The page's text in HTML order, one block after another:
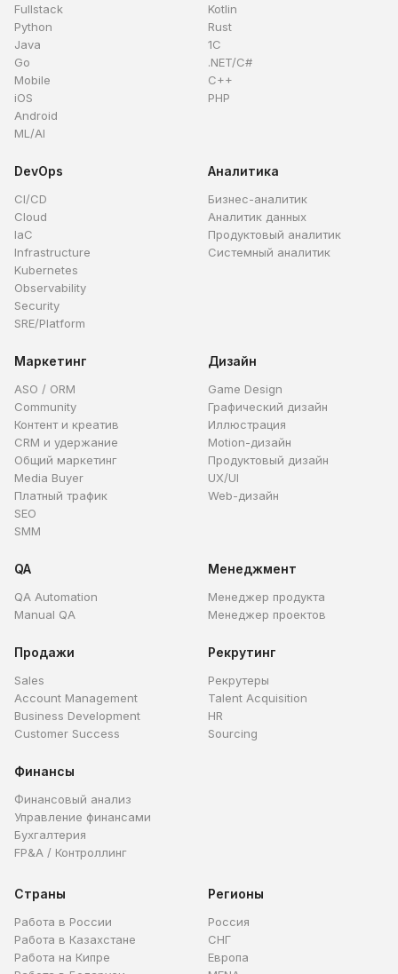
Fullstack
Python
Java
Go
Mobile
iOS
Android
ML/AI
Kotlin
Rust
1C
.NET/C#
C++
PHP
DevOps
CI/CD
Cloud
IaC
Infrastructure
Kubernetes
Observability
Security
SRE/Platform
Аналитика
Бизнес-аналитик
Аналитик данных
Продуктовый аналитик
Системный аналитик
Маркетинг
ASO / ORM
Community
Контент и креатив
CRM и удержание
Общий маркетинг
Media Buyer
Платный трафик
SEO
SMM
Дизайн
Game Design
Графический дизайн
Иллюстрация
Motion-дизайн
Продуктовый дизайн
UX/UI
Web-дизайн
QA
QA Automation
Manual QA
Менеджмент
Менеджер продукта
Менеджер проектов
Продажи
Sales
Account Management
Business Development
Customer Success
Рекрутинг
Рекрутеры
Talent Acquisition
HR
Sourcing
Финансы
Финансовый анализ
Управление финансами
Бухгалтерия
FP&A / Контроллинг
Страны
Работа в России
Работа в Казахстане
Работа на Кипре
Регионы
Россия
СНГ
Европа